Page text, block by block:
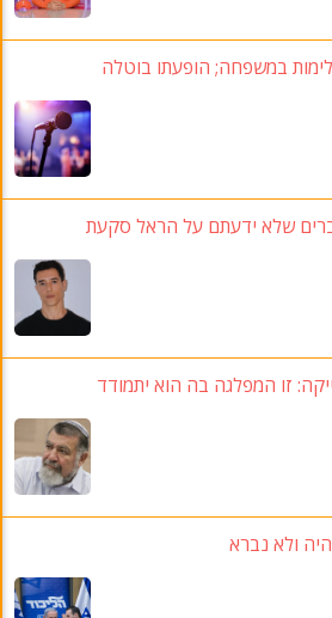
במשפחה; הופעתו בוטלה
שלא ידעתם על הראל סקעת
זו המפלגה בה הוא יתמודד
ולא נברא